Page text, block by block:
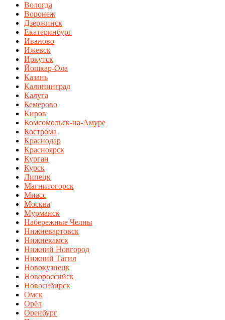
Вологда
Воронеж
Дзержинск
Екатеринбург
Иваново
Ижевск
Иркутск
Йошкар-Ола
Казань
Калининград
Калуга
Кемерово
Киров
Комсомольск-на-Амуре
Кострома
Краснодар
Красноярск
Курган
Курск
Липецк
Магнитогорск
Миасс
Москва
Мурманск
Набережные Челны
Нижневартовск
Нижнекамск
Нижний Новгород
Нижний Тагил
Новокузнецк
Новороссийск
Новосибирск
Омск
Орёл
Оренбург